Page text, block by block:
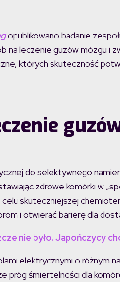
opublikowano badanie
na leczenie guzów mózgu i
których skuteczność
do selektywnego
zdrowe komórki w
skuteczniejszej
i otwierać barierę dla
nie było. Japończycy
elektrycznymi o różnym
próg śmiertelności dla